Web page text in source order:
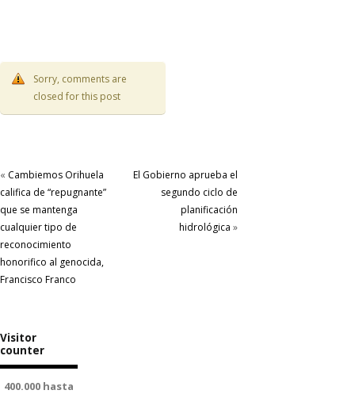
Sorry, comments are
closed for this post
« Cambiemos Orihuela
califica de “repugnante”
que se mantenga
cualquier tipo de
reconocimiento
honorifico al genocida,
Francisco Franco
El Gobierno aprueba el
segundo ciclo de
planificación
hidrológica »
Visitor
counter
400.000 hasta